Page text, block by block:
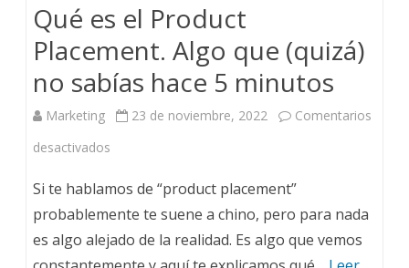
Qué es el Product
Placement. Algo que (quizá)
no sabías hace 5 minutos
Marketing 23 de noviembre, 2022
Comentarios
desactivados
Si te hablamos de “product placement”
probablemente te suene a chino, pero para nada
es algo alejado de la realidad. Es algo que vemos